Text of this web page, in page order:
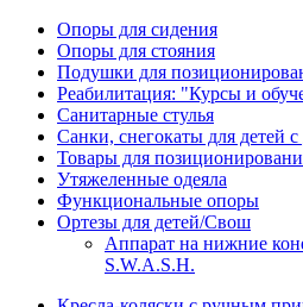
Опоры для сидения
Опоры для стояния
Подушки для
Реабилитация: "Курсы и
Санитарные стулья
Санки, снегокаты для детей
Товары для
Утяжеленные одеяла
Функциональные опоры
Ортезы для детей/Свош
Аппарат на нижние
S.W.A.S.H.